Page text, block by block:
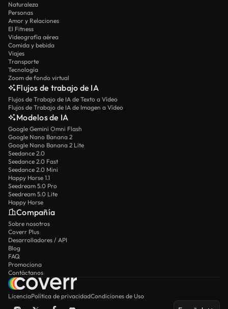
Naturaleza
Personas
Amor y Relaciones
El Fitness
Videografía aérea
Comida y bebida
Viajes
Transporte
Tecnología
Zoom de fondo virtual
Flujos de trabajo de IA
Flujos de Trabajo de IA de Texto a Vídeo
Flujos de Trabajo de IA de Imagen a Vídeo
Modelos de IA
Google Gemini Omni Flash
Google Nano Banana 2
Google Nano Banana 2 Lite
Seedance 2.0
Seedance 2.0 Fast
Seedance 2.0 Mini
Happy Horse 1.1
Seedream 5.0 Pro
Seedream 5.0 Lite
Happy Horse
Compañía
Sobre nosotros
Coverr Plus
Desarrolladores / API
Blog
FAQ
Promociona
Contáctanos
LicenciaPolítica de privacidadCondiciones de Uso